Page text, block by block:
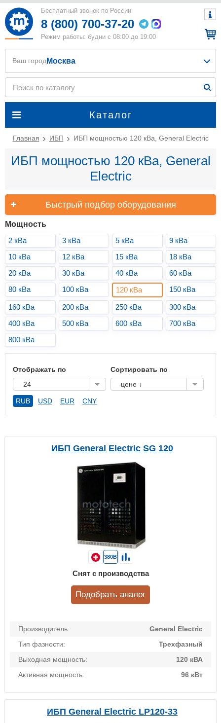
Бесплатный звонок по России
8 (800) 700-37-20
Режим работы: будни с 08:00 до 19:00
Каталог
Ваш город Москва
Главная ИБП ИБП мощностью 120 кВа, General Electric
ИБП мощностью 120 кВа, General
Electric
Быстрый подбор оборудования
Мощность
2 кВа
3 кВа 5 кВа
9 кВа
10 кВа
12 кВа 15 кВа
18 кВа
20 кВа
30 кВа 40 кВа
60 кВа
80 кВа
100 кВа 120 кВа 150 кВа
160 кВа 200 кВа 250 кВа
300 кВа
400 кВа
500 кВа 600 кВа
700 кВа
800 кВа
Отображать по
24
Сортировать по
цене ↓
RUB USD EUR CNY
ИБП General Electric SG 120
Производитель:
General Electric
Тип фазности:
Трехфазный
Выходная мощность:
120 кВА
Активная мощность:
96 кВт
380В
Снят с производства
Подобрать аналог
ИБП General Electric LP120-33